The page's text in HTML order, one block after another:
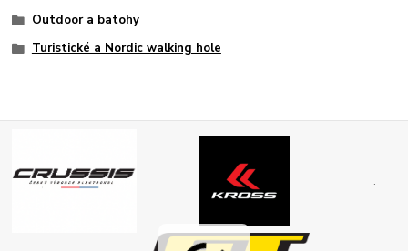
Outdoor a batohy
Turistické a Nordic walking hole
.